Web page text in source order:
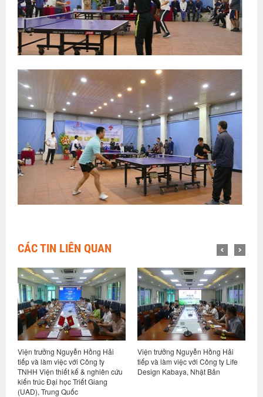
CÁC TIN LIÊN QUAN
Viện trưởng Nguyễn Hồng Hải
tiếp và làm việc với Công ty
TNHH Viện thiết kế & nghiên cứu
kiến trúc Đại học Triết Giang
(UAD), Trung Quốc
Viện trưởng Nguyễn Hồng Hải
tiếp và làm việc với Công ty Life
Design Kabaya, Nhật Bản